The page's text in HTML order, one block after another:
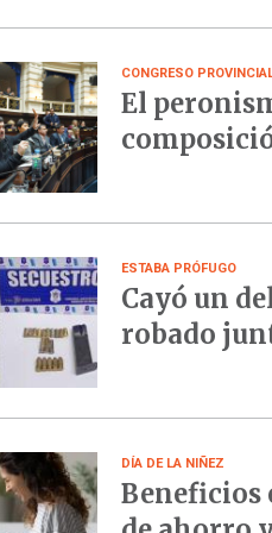
CONGRESO
El
ESTABA PRÓFUGO
Cayó un
robado
DÍA DE LA NIÑEZ
Beneficios